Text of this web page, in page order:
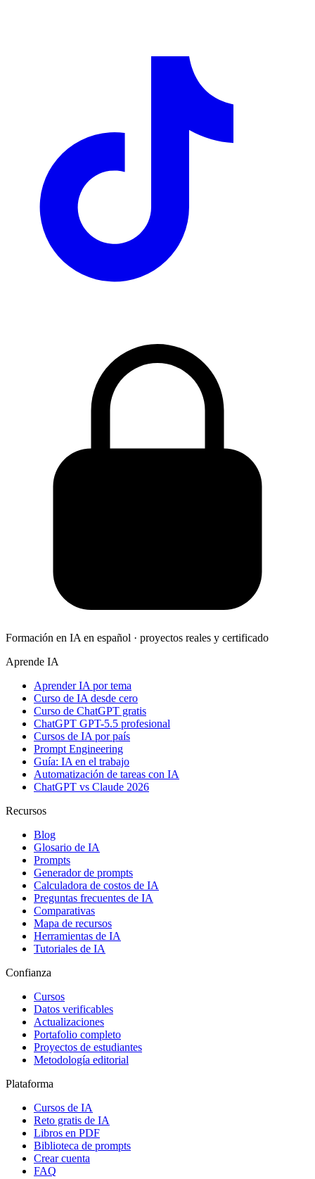
Formación en IA en español · proyectos reales y certificado
Aprende IA
Aprender IA por tema
Curso de IA desde cero
Curso de ChatGPT gratis
ChatGPT GPT-5.5 profesional
Cursos de IA por país
Prompt Engineering
Guía: IA en el trabajo
Automatización de tareas con IA
ChatGPT vs Claude 2026
Recursos
Blog
Glosario de IA
Prompts
Generador de prompts
Calculadora de costos de IA
Preguntas frecuentes de IA
Comparativas
Mapa de recursos
Herramientas de IA
Tutoriales de IA
Confianza
Cursos
Datos verificables
Actualizaciones
Portafolio completo
Proyectos de estudiantes
Metodología editorial
Plataforma
Cursos de IA
Reto gratis de IA
Libros en PDF
Biblioteca de prompts
Crear cuenta
FAQ